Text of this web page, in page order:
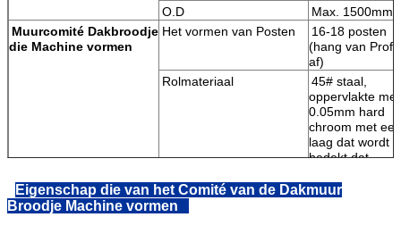
O.D
Max. 1500mm
Muurcomité Dakbroodje
die Machine vormen
Het vormen van Posten
16-18 posten
(hang van
af)
Rolmateriaal
45# staal,
oppervlakte met
0.05mm hard
chroom met een
laag dat wordt
bedekt
Diameter van schacht
76mm
Schachtmateriaal
Eigenschap die van het Comité van de Dakmuur
Broodje Machine vormen